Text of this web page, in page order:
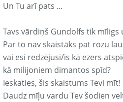
Un Tu arī pats ...
Tavs vārdiņš Gundolfs tik mīligs
Par to nav skaistāks pat rozu
vai esi redzējusi/is kā ezers
kā milijoniem dimantos spīd?
Ieskaties, šis skaistums Tevi mīt!
Daudz mīļu vardu Tev šodien